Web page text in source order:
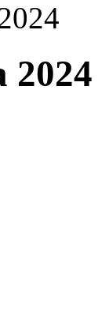
2024